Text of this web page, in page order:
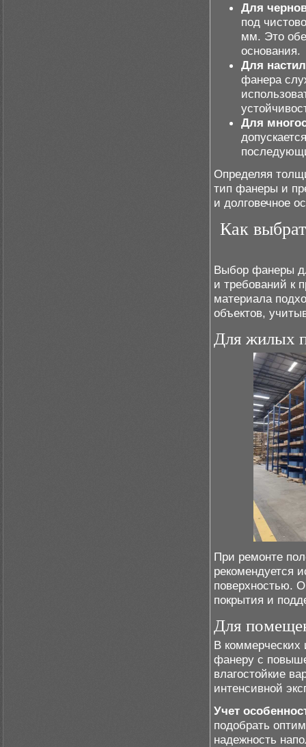
Для
под
мм. Это
основания.
Для
фанера
Для
Определяя
тип фанеры и
и долговечное
Как
Выбор фанеры
и требований к
материала
объектов,
Для жилых
При ремонте
рекомендуется
поверхностью.
покрытия и
Для
В
фанеру с
влагостойкие
интенсивной
Учет
подобрать
надежность